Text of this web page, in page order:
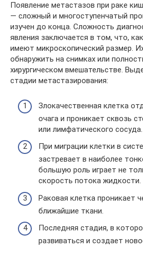
Появление метастазов при раке
— сложный и многоступенчатый
изучен до конца. Сложность
явления заключается в том, что,
имеют микроскопический размер.
обнаружить на снимках или
хирургическом вмешательстве.
стадии метастазирования:
Злокачественная клетка
очага и проникает сквозь
или лимфатического сосуда.
При миграции клетки в
застревает в наиболее
большую роль играет не
скорость потока жидкости.
Раковая клетка проникает
ближайшие ткани.
Последняя стадия, в
развиваться и создает